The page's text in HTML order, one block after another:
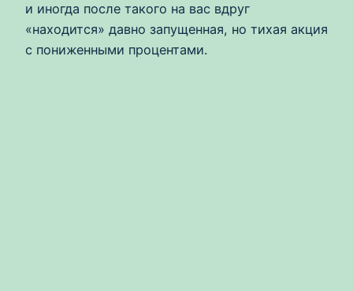
и иногда после такого на вас вдруг
«находится» давно запущенная, но тихая акция
с пониженными процентами.